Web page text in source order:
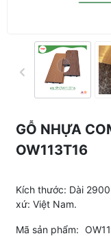
GỖ NHỰA
OW113T16
Kích thước: Dài
xứ: Việt Nam.
Mã sản phẩm: